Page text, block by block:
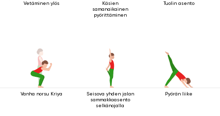
Vetäminen ylös
Käsien
samanaikainen
pyörittäminen
Tuolin asento
Vanha norsu Kriya
Seisova yhden jalan
sammakkoasento
selkänojalla
Pyörän liike